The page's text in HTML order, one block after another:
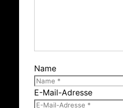
Name
E-Mail-Adresse